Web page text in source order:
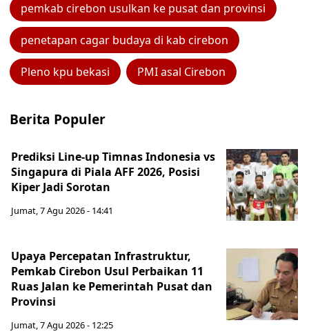
pemkab cirebon usulkan ke pusat dan provinsi
penetapan cagar budaya di kab cirebon
Pleno kpu bekasi PMI asal Cirebon
Berita Populer
Prediksi Line-up Timnas Indonesia vs
Singapura di Piala AFF 2026, Posisi
Kiper Jadi Sorotan
Jumat, 7 Agu 2026 - 14:41
Upaya Percepatan Infrastruktur,
Pemkab Cirebon Usul Perbaikan 11
Ruas Jalan ke Pemerintah Pusat dan
Provinsi
Jumat, 7 Agu 2026 - 12:25